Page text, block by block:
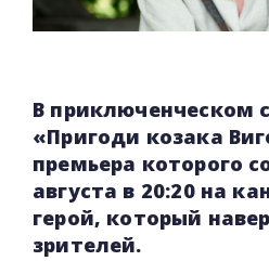
В приключенческом
«Пригоди козака
премьера которого
августа в 20:20 на
герой, который
зрителей.